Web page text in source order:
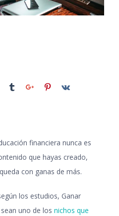
financiera nunca es
que hayas creado,
con ganas de más.
los estudios, Ganar
uno de los nichos que